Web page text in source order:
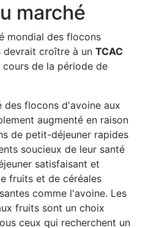
marché
mondial des flocons
devrait croître à un TCAC
cours de la période de
des flocons d'avoine aux
augmenté en raison
de petit-déjeuner rapides
soucieux de leur santé
satisfaisant et
fruits et de céréales
comme l'avoine. Les
fruits sont un choix
ceux qui recherchent un